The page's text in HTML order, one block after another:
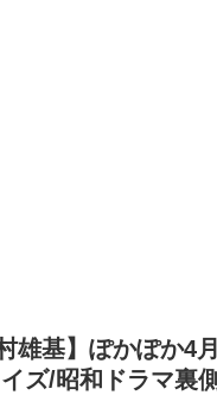
雄基】ぽかぽか4
ズ/昭和ドラマ裏